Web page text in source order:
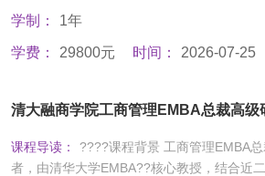
学制： 1年
学费： 29800元 时间： 2026-07-25
清大融商学院工商管理EMBA总裁高级
课程导读：
????课程背景 工商管理EMBA
者，由清华大学EMBA??核心教授，结合近